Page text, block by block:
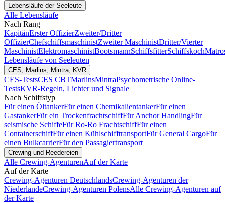
Lebensläufe der Seeleute
Alle Lebensläufe
Nach Rang
KapitänErster OffizierZweiter/Dritter
OffizierChefschiffsmaschinistZweiter MaschinistDritter/Vierter
MaschinistElektromaschinistBootsmannSchiffsfitterSchiffskoch
Lebensläufe von Seeleuten
CES, Marlins, Mintra, KVR
CES-TestsCES CBTMarlinsMintraPsychometrische Online-
TestsKVR-Regeln, Lichter und Signale
Nach Schiffstyp
Für einen ÖltankerFür einen ChemikalientankerFür einen
GastankerFür ein TrockenfrachtschiffFür Anchor HandlingFür
seismische SchiffeFür Ro-Ro FrachtschiffFür einen
ContainerschiffFür einen KühlschifftransportFür General CargoFür
einen BulkcarrierFür den Passagiertransport
Crewing und Reedereien
Alle Crewing-AgenturenAuf der Karte
Auf der Karte
Crewing-Agenturen DeutschlandsCrewing-Agenturen der
NiederlandeCrewing-Agenturen PolensAlle Crewing-Agenturen auf
der Karte